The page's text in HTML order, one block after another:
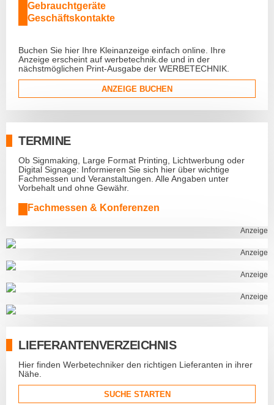
Gebrauchtgeräte
Geschäftskontakte
Buchen Sie hier Ihre Kleinanzeige einfach online. Ihre
Anzeige erscheint auf werbetechnik.de und in der
nächstmöglichen Print-Ausgabe der WERBETECHNIK.
ANZEIGE BUCHEN
TERMINE
Ob Signmaking, Large Format Printing, Lichtwerbung oder
Digital Signage: Informieren Sie sich hier über wichtige
Fachmessen und Veranstaltungen. Alle Angaben unter
Vorbehalt und ohne Gewähr.
Fachmessen & Konferenzen
Anzeige
Anzeige
Anzeige
Anzeige
LIEFERANTENVERZEICHNIS
Hier finden Werbetechniker den richtigen Lieferanten in ihrer
Nähe.
SUCHE STARTEN